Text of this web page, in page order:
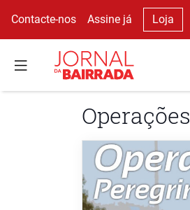
Contacte-nos Assine já Loja
Operações